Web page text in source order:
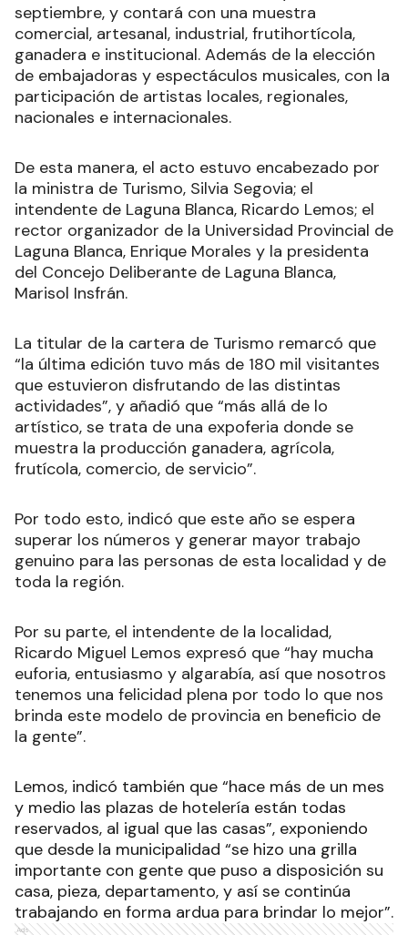
septiembre, y contará con una muestra
comercial, artesanal, industrial, frutihortícola,
ganadera e institucional. Además de la elección
de embajadoras y espectáculos musicales, con la
participación de artistas locales, regionales,
nacionales e internacionales.
De esta manera, el acto estuvo encabezado por
la ministra de Turismo, Silvia Segovia; el
intendente de Laguna Blanca, Ricardo Lemos; el
rector organizador de la Universidad Provincial de
Laguna Blanca, Enrique Morales y la presidenta
del Concejo Deliberante de Laguna Blanca,
Marisol Insfrán.
La titular de la cartera de Turismo remarcó que
“la última edición tuvo más de 180 mil visitantes
que estuvieron disfrutando de las distintas
actividades”, y añadió que “más allá de lo
artístico, se trata de una expoferia donde se
muestra la producción ganadera, agrícola,
frutícola, comercio, de servicio”.
Por todo esto, indicó que este año se espera
superar los números y generar mayor trabajo
genuino para las personas de esta localidad y de
toda la región.
Por su parte, el intendente de la localidad,
Ricardo Miguel Lemos expresó que “hay mucha
euforia, entusiasmo y algarabía, así que nosotros
tenemos una felicidad plena por todo lo que nos
brinda este modelo de provincia en beneficio de
la gente”.
Lemos, indicó también que “hace más de un mes
y medio las plazas de hotelería están todas
reservados, al igual que las casas”, exponiendo
que desde la municipalidad “se hizo una grilla
importante con gente que puso a disposición su
casa, pieza, departamento, y así se continúa
trabajando en forma ardua para brindar lo mejor”.
Ads